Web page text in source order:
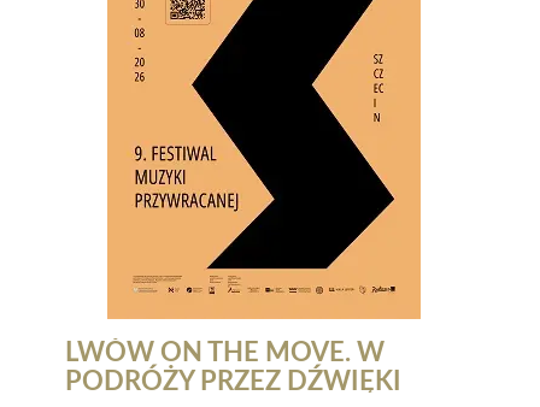
LWÓW ON THE MOVE. W
PODRÓŻY PRZEZ DŹWIĘKI